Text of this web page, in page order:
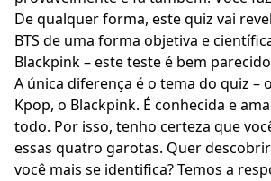
De qualquer forma, este quiz vai
BTS de uma forma objetiva e
Blackpink– este teste é bem
A única diferença é o tema do quiz –
Kpop, o Blackpink. É conhecida e
todo. Por isso, tenho certeza que
essas quatro garotas. Quer
você mais se identifica? Temos a